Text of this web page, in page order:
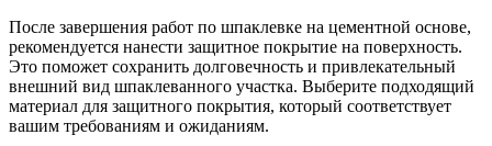
После завершения работ по шпаклевке на цементной основе,
рекомендуется нанести защитное покрытие на поверхность.
Это поможет сохранить долговечность и привлекательный
внешний вид шпаклеванного участка. Выберите подходящий
материал для защитного покрытия, который соответствует
вашим требованиям и ожиданиям.